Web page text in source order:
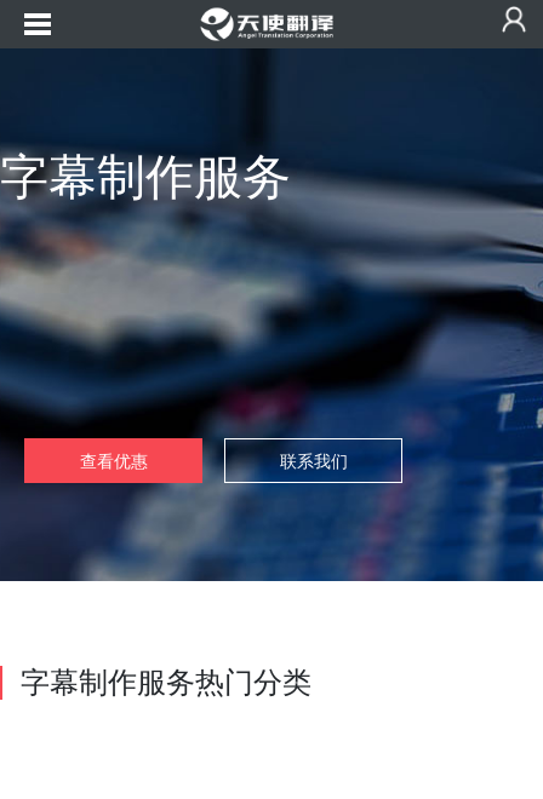
字幕制作服务
查看优惠 联系我们
字幕制作服务热门分类